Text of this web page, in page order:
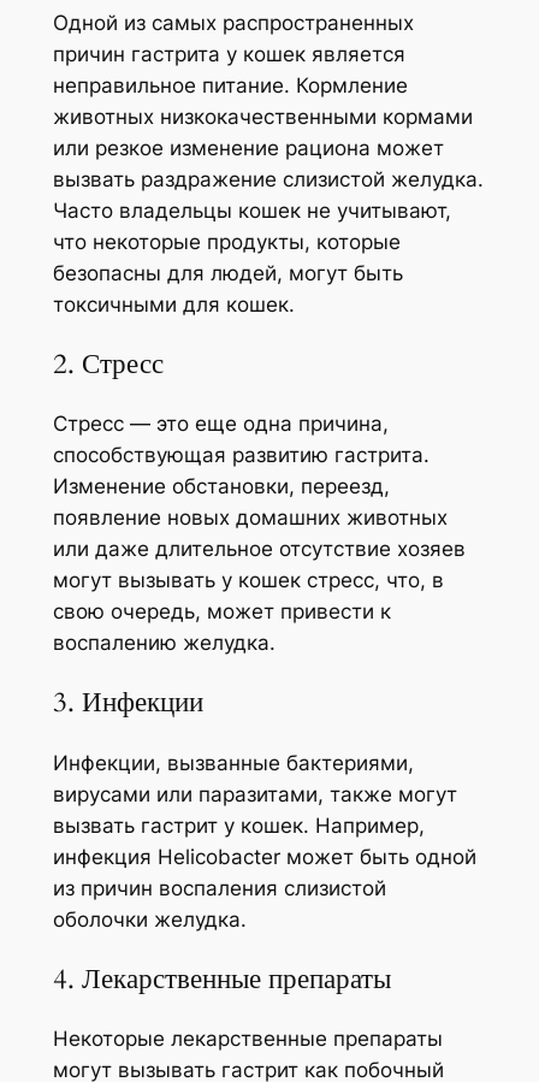
Одной из самых распространенных
причин гастрита у кошек является
неправильное питание. Кормление
животных низкокачественными кормами
или резкое изменение рациона может
вызвать раздражение слизистой желудка.
Часто владельцы кошек не учитывают,
что некоторые продукты, которые
безопасны для людей, могут быть
токсичными для кошек.
2. Стресс
Стресс — это еще одна причина,
способствующая развитию гастрита.
Изменение обстановки, переезд,
появление новых домашних животных
или даже длительное отсутствие хозяев
могут вызывать у кошек стресс, что, в
свою очередь, может привести к
воспалению желудка.
3. Инфекции
Инфекции, вызванные бактериями,
вирусами или паразитами, также могут
вызвать гастрит у кошек. Например,
инфекция Helicobacter может быть одной
из причин воспаления слизистой
оболочки желудка.
4. Лекарственные препараты
Некоторые лекарственные препараты
могут вызывать гастрит как побочный